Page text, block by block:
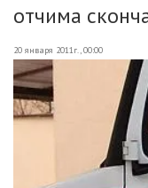
отчима
20 января 2011г., 00:00